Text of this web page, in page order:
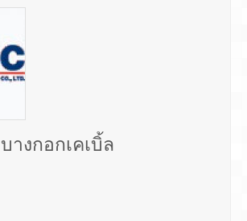
างกอกเคเบิ้ล